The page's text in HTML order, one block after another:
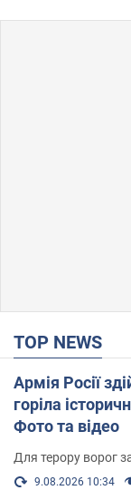
TOP NEWS
Армія Росії
горіла
Фото та відео
Для терору ворог
9.08.2026 10:34